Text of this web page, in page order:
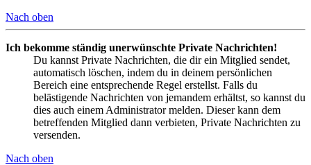
Nach oben
Ich bekomme ständig unerwünschte Private Nachrichten!
Du kannst Private Nachrichten, die dir ein Mitglied sendet,
automatisch löschen, indem du in deinem persönlichen
Bereich eine entsprechende Regel erstellst. Falls du
belästigende Nachrichten von jemandem erhältst, so kannst du
dies auch einem Administrator melden. Dieser kann dem
betreffenden Mitglied dann verbieten, Private Nachrichten zu
versenden.
Nach oben